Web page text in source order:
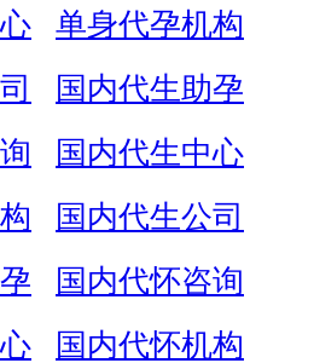
单身代孕机构
国内代生助孕
国内代生中心
国内代生公司
国内代怀咨询
国内代怀机构